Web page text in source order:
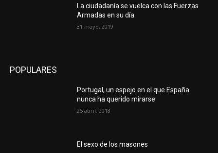
La ciudadanía se vuelca con las Fuerzas
Armadas en su día
31 mayo, 2019
POPULARES
Portugal, un espejo en el que España
nunca ha querido mirarse
25 abril, 2018
El sexo de los masones